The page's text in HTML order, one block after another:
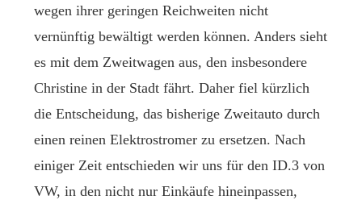
wegen ihrer geringen Reichweiten nicht
vernünftig bewältigt werden können. Anders sieht
es mit dem Zweitwagen aus, den insbesondere
Christine in der Stadt fährt. Daher fiel kürzlich
die Entscheidung, das bisherige Zweitauto durch
einen reinen Elektrostromer zu ersetzen. Nach
einiger Zeit entschieden wir uns für den ID.3 von
VW, in den nicht nur Einkäufe hineinpassen,